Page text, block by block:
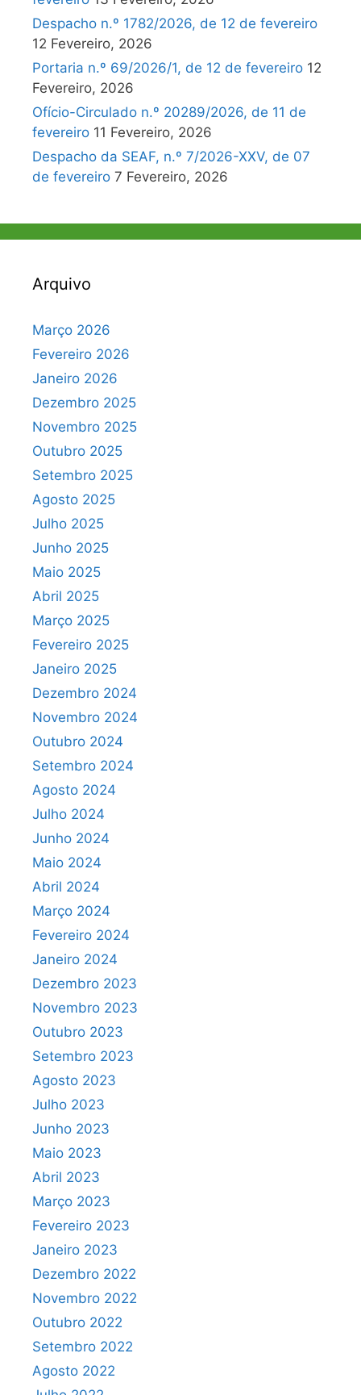
Despacho n.º 1782/2026, de 12 de fevereiro
12 Fevereiro, 2026
Portaria n.º 69/2026/1, de 12 de fevereiro 12
Fevereiro, 2026
Ofício-Circulado n.º 20289/2026, de 11 de
fevereiro 11 Fevereiro, 2026
Despacho da SEAF, n.º 7/2026-XXV, de 07
de fevereiro 7 Fevereiro, 2026
Arquivo
Março 2026
Fevereiro 2026
Janeiro 2026
Dezembro 2025
Novembro 2025
Outubro 2025
Setembro 2025
Agosto 2025
Julho 2025
Junho 2025
Maio 2025
Abril 2025
Março 2025
Fevereiro 2025
Janeiro 2025
Dezembro 2024
Novembro 2024
Outubro 2024
Setembro 2024
Agosto 2024
Julho 2024
Junho 2024
Maio 2024
Abril 2024
Março 2024
Fevereiro 2024
Janeiro 2024
Dezembro 2023
Novembro 2023
Outubro 2023
Setembro 2023
Agosto 2023
Julho 2023
Junho 2023
Maio 2023
Abril 2023
Março 2023
Fevereiro 2023
Janeiro 2023
Dezembro 2022
Novembro 2022
Outubro 2022
Setembro 2022
Agosto 2022